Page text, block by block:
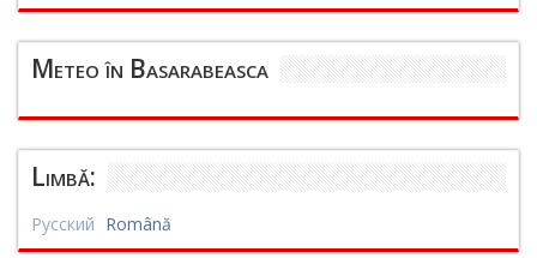
Meteo în Basarabeasca
Limbă:
Русский Română